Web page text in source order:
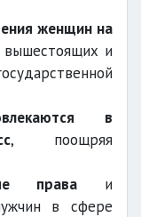
женщин на
и
в
, поощряя
права и
в сфере